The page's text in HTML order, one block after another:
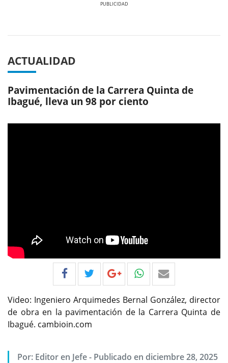
ACTUALIDAD
Pavimentación de la Carrera Quinta de
Ibagué, lleva un 98 por ciento
Video: Ingeniero Arquimedes Bernal González, director
de obra en la pavimentación de la Carrera Quinta de
Ibagué. cambioin.com
Por: Editor en Jefe- Publicado en diciembre 28, 2025